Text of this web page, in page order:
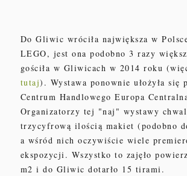
Do Gliwic wróciła największa w
LEGO, jest ona podobno 3 razy
gościła w Gliwicach w 2014 roku
tutaj). Wystawa ponownieułożyła się
Centrum Handlowego Europa
Organizatorzy tej "naj" wystawy
trzycyfrową ilością makiet (podobno
a wśród nich oczywiście wiele
ekspozycji. Wszystko to zajęło
m2 i do Gliwic dotarło 15 tirami.